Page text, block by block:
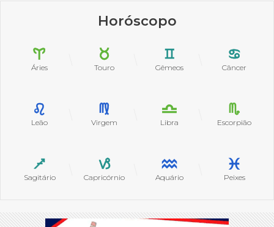
Horóscopo
Áries Touro Gêmeos Câncer
Leão Virgem Libra Escorpião
Sagitário Capricórnio Aquário Peixes